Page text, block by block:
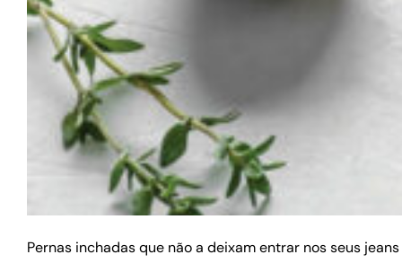
Pernas inchadas que não a deixam entrar nos seus